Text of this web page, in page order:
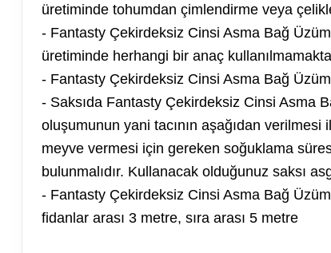
üretiminde tohumdan çimlendirme veya
- Fantasty Çekirdeksiz Cinsi Asma Bağ
üretiminde herhangi bir anaç
- Fantasty Çekirdeksiz Cinsi Asma Bağ
- Saksıda Fantasty Çekirdeksiz Cinsi Asma
oluşumunun yani tacının aşağıdan
meyve vermesi için gereken soğuklama
bulunmalıdır. Kullanacak olduğunuz saksı
- Fantasty Çekirdeksiz Cinsi Asma Bağ
fidanlar arası 3 metre, sıra arası 5 metre